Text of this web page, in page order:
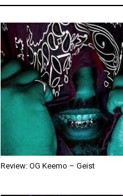
Review: OG Keemo – Geist